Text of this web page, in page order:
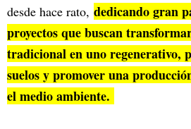
desde hace rato, dedicando gran
proyectos que buscan
tradicional en uno regenerativo,
suelos y promover una
el medio ambiente.